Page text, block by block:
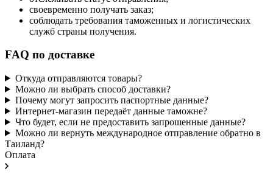
своевременно получать заказ;
соблюдать требования таможенных и логистических
служб страны получения.
FAQ по доставке
Откуда отправляются товары?
Можно ли выбрать способ доставки?
Почему могут запросить паспортные данные?
Интернет-магазин передаёт данные таможне?
Что будет, если не предоставить запрошенные данные?
Можно ли вернуть международное отправление обратно в
Таиланд?
Оплата